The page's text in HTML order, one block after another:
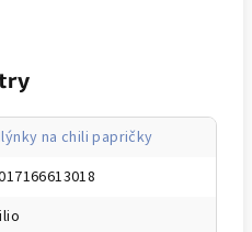
na chili papričky